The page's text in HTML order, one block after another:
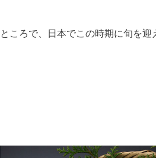
ところで、日本でこの時期に旬を迎